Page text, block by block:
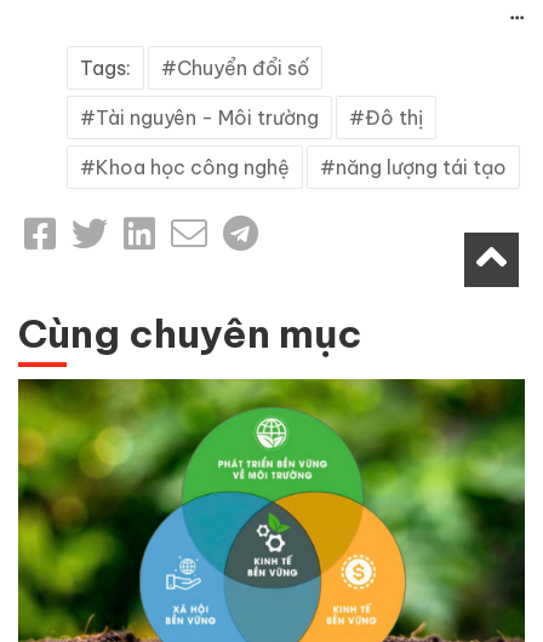
...
Tags: Chuyển đổi số
Tài nguyên - Môi trường Đô thị
Khoa học công nghệ năng lượng tái tạo
Cùng chuyên mục